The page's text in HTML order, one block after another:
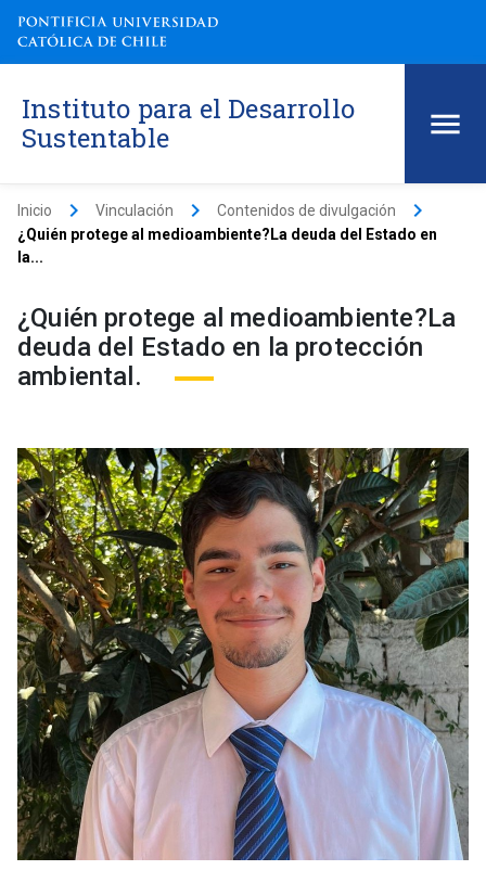
Instituto para el Desarrollo
Sustentable
Inicio keyboard_arrow_right Vinculación keyboard_arrow_right Contenidos de divulgación keyboard_arrow_right
¿Quién protege al medioambiente?La deuda del Estado en
la...
¿Quién protege al medioambiente?La
deuda del Estado en la protección
ambiental.